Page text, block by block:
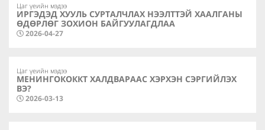
Цаг үеийн мэдээ
ИРГЭДЭД ХУУЛЬ СУРТАЛЧЛАХ НЭЭЛТТЭЙ ХААЛГАНЫ
ӨДӨРЛӨГ ЗОХИОН БАЙГУУЛАГДЛАА
2026-04-27
Цаг үеийн мэдээ
МЕНИНГОКОККТ ХАЛДВАРААС ХЭРХЭН СЭРГИЙЛЭХ
ВЭ?
2026-03-13